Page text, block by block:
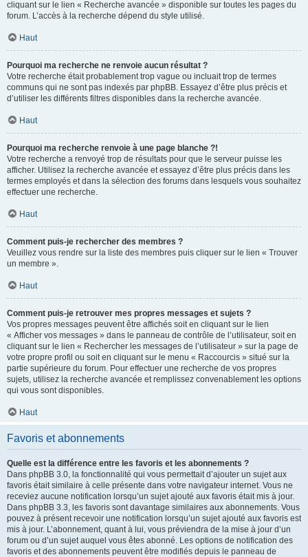
cliquant sur le lien « Recherche avancée » disponible sur toutes les pages du
forum. L’accès à la recherche dépend du style utilisé.
Haut
Pourquoi ma recherche ne renvoie aucun résultat ?
Votre recherche était probablement trop vague ou incluait trop de termes
communs qui ne sont pas indexés par phpBB. Essayez d’être plus précis et
d’utiliser les différents filtres disponibles dans la recherche avancée.
Haut
Pourquoi ma recherche renvoie à une page blanche ?!
Votre recherche a renvoyé trop de résultats pour que le serveur puisse les
afficher. Utilisez la recherche avancée et essayez d’être plus précis dans les
termes employés et dans la sélection des forums dans lesquels vous souhaitez
effectuer une recherche.
Haut
Comment puis-je rechercher des membres ?
Veuillez vous rendre sur la liste des membres puis cliquer sur le lien « Trouver
un membre ».
Haut
Comment puis-je retrouver mes propres messages et sujets ?
Vos propres messages peuvent être affichés soit en cliquant sur le lien
« Afficher vos messages » dans le panneau de contrôle de l’utilisateur, soit en
cliquant sur le lien « Rechercher les messages de l’utilisateur » sur la page de
votre propre profil ou soit en cliquant sur le menu « Raccourcis » situé sur la
partie supérieure du forum. Pour effectuer une recherche de vos propres
sujets, utilisez la recherche avancée et remplissez convenablement les options
qui vous sont disponibles.
Haut
Favoris et abonnements
Quelle est la différence entre les favoris et les abonnements ?
Dans phpBB 3.0, la fonctionnalité qui vous permettait d’ajouter un sujet aux
favoris était similaire à celle présente dans votre navigateur internet. Vous ne
receviez aucune notification lorsqu’un sujet ajouté aux favoris était mis à jour.
Dans phpBB 3.3, les favoris sont davantage similaires aux abonnements. Vous
pouvez à présent recevoir une notification lorsqu’un sujet ajouté aux favoris est
mis à jour. L’abonnement, quant à lui, vous préviendra de la mise à jour d’un
forum ou d’un sujet auquel vous êtes abonné. Les options de notification des
favoris et des abonnements peuvent être modifiés depuis le panneau de